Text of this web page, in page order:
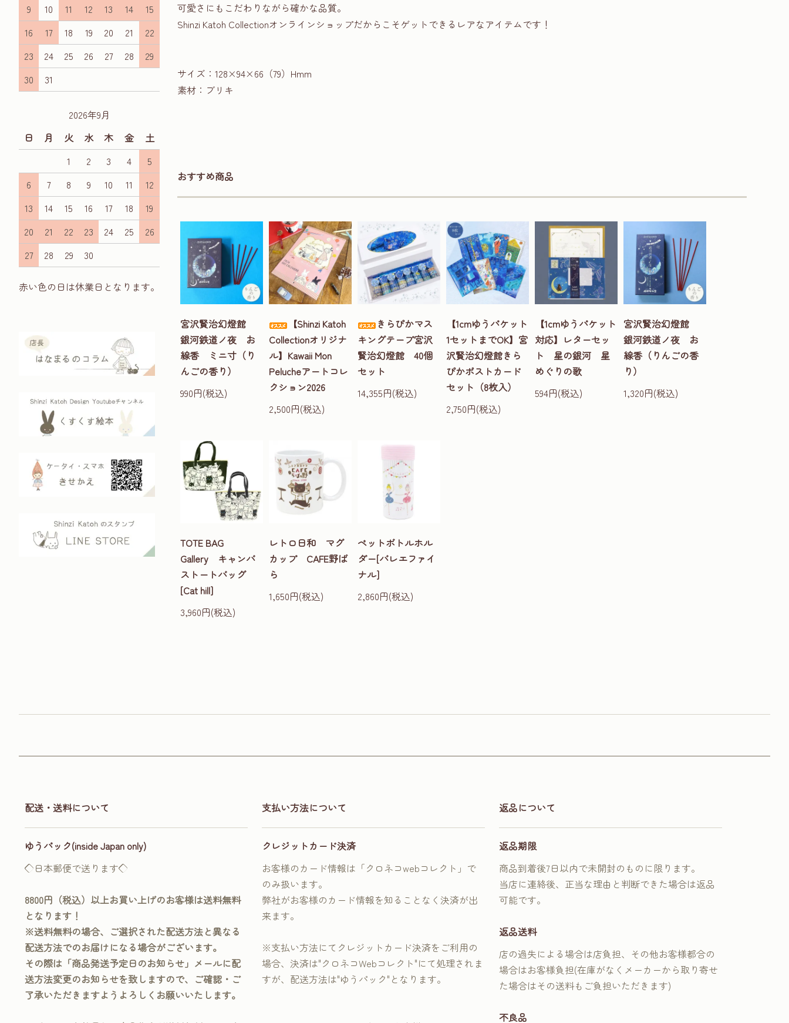
9
10 11 12 13 14
15
16
17 18 19 20 21
22
23
24 25 26 27 28
29
30
31
2026年9月
日
月 火 水 木 金
土
1
2 3 4
5
6
7 8 9 10 11
12
13
14 15 16 17 18
19
20
21 22 23 24 25
26
27
28 29 30
赤い色の日は休業日となります。
可愛さにもこだわりながら確かな品質。
Shinzi Katoh Collectionオンラインショップだからこそゲットできるレアなアイテムです！
サイズ：128×94×66（79）Hmm
素材：ブリキ
おすすめ商品
宮沢賢治幻燈館
銀河鉄道ノ夜 お
線香 ミニ寸（り
んごの香り）
990円(税込)
【Shinzi Katoh
Collectionオリジナ
ル】Kawaii Mon
Pelucheアートコレ
クション2026
2,500円(税込)
きらぴかマス
キングテープ宮沢
賢治幻燈館 40個
セット
14,355円(税込)
【1cmゆうパケット
1セットまでOK】宮
沢賢治幻燈館きら
ぴかポストカード
セット（8枚入）
2,750円(税込)
【1cmゆうパケット
対応】レターセッ
ト 星の銀河 星
めぐりの歌
594円(税込)
宮沢賢治幻燈館
銀河鉄道ノ夜 お
線香（りんごの香
り）
1,320円(税込)
TOTE BAG
Gallery キャンバ
ストートバッグ
[Cat hill]
3,960円(税込)
レトロ日和 マグ
カップ CAFE野ば
ら
1,650円(税込)
ペットボトルホル
ダー[バレエファイ
ナル]
2,860円(税込)
配送・送料について
ゆうパック(inside Japan only)
◇日本郵便で送ります◇
8800円（税込）以上お買い上げのお客様は送料無料
となります！
※送料無料の場合、ご選択された配送方法と異なる
配送方法でのお届けになる場合がございます。
その際は「商品発送予定日のお知らせ」メールに配
送方法変更のお知らせを致しますので、ご確認・ご
了承いただきますようよろしくお願いいたします。
支払い方法について
クレジットカード決済
お客様のカード情報は「クロネコwebコレクト」で
のみ扱います。
弊社がお客様のカード情報を知ることなく決済が出
来ます。
※支払い方法にてクレジットカード決済をご利用の
場合、決済は"クロネコWebコレクト"にて処理されま
すが、配送方法は"ゆうパック"となります。
返品について
返品期限
商品到着後7日以内で未開封のものに限ります。
当店に連絡後、正当な理由と判断できた場合は返品
可能です。
返品送料
店の過失による場合は店負担、その他お客様都合の
場合はお客様負担(在庫がなくメーカーから取り寄せ
た場合はその送料もご負担いただきます)
不良品